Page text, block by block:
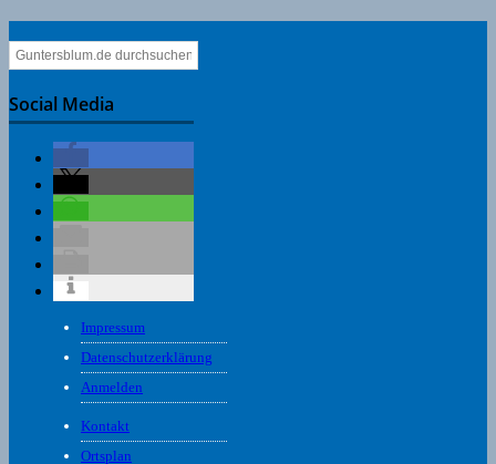
Social Media
Impressum
Datenschutzerklärung
Anmelden
Kontakt
Ortsplan